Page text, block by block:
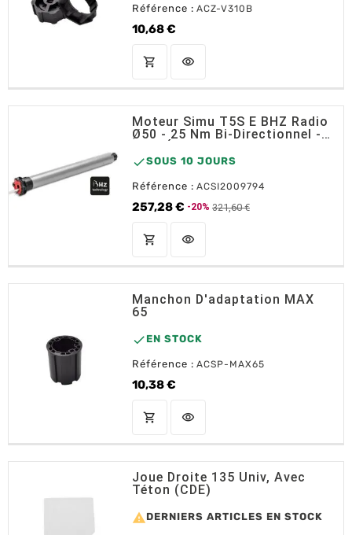
Référence : ACZ-V310B
10,68 €
Prix
shopping_cart AJOUTER AU PANIER
visibility
Moteur Simu T5S E BHZ Radio
Ø50 - 25 Nm Bi-Directionnel -
SOUS 10 JOURS
Référence : ACSI2009794
257,28 €
Prix de base
-20% 321,60 €
Prix
shopping_cart AJOUTER AU PANIER
visibility
Manchon D'adaptation MAX
65
 EN STOCK
Référence : ACSP-MAX65
10,38 €
Prix
shopping_cart AJOUTER AU PANIER
visibility
Joue Droite 135 Univ, Avec
Téton (CDE)
 DERNIERS ARTICLES EN STOCK